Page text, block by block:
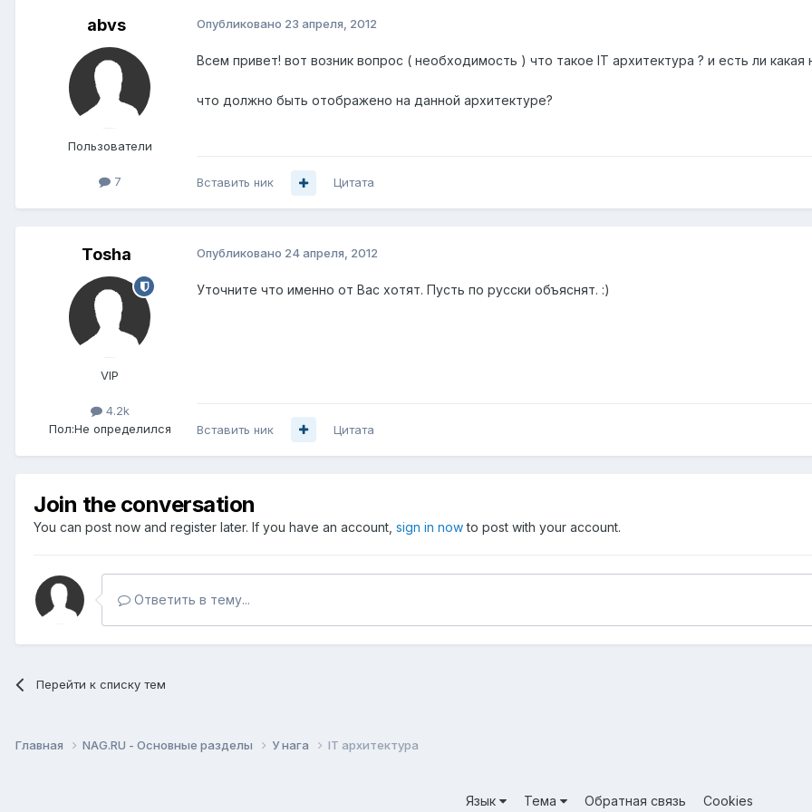
abvs
Пользователи
7
Опубликовано 23 апреля, 2012
Всем привет! вот возник вопрос ( необходимость ) что такое IT архитектура ? и есть ли
что должно быть отображено на данной архитектуре?
Вставить ник Цитата
Tosha
VIP
4.2k
Пол:Не определился
Опубликовано 24 апреля, 2012
Уточните что именно от Вас хотят. Пусть по русски объяснят. :)
Вставить ник Цитата
Join the conversation
You can post now and register later. If you have an account, sign in nowto post with your account.
Ответить в тему...
Перейти к списку тем
Главная NAG.RU - Основные разделы У нага IT архитектура
Язык Тема Обратная связь Cookies